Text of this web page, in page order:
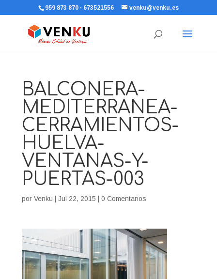
959 873 870 · 673521556 venku@venku.es
BALCONERA-
MEDITERRANEA-
CERRAMIENTOS-
HUELVA-
VENTANAS-Y-
PUERTAS-003
por Venku Jul 22, 2015 0 Comentarios